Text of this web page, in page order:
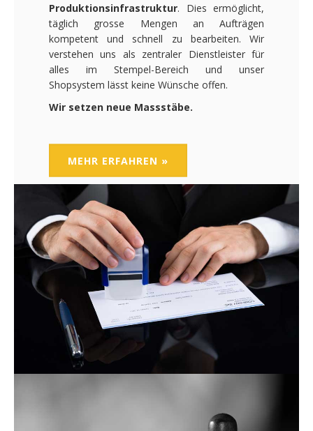
Produktionsinfrastruktur. Dies ermöglicht,
täglich grosse Mengen an Aufträgen
kompetent und schnell zu bearbeiten. Wir
verstehen uns als zentraler Dienstleister für
alles im Stempel-Bereich und unser
Shopsystem lässt keine Wünsche offen.
Wir setzen neue Massstäbe.
MEHR ERFAHREN »